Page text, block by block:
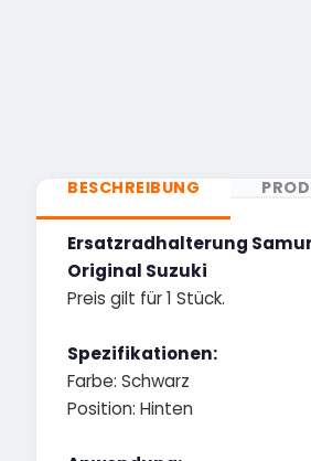
BESCHREIBUNG
Ersatzradhalterung
Original Suzuki
Preis gilt für 1 Stück.
Spezifikationen:
Farbe: Schwarz
Position: Hinten